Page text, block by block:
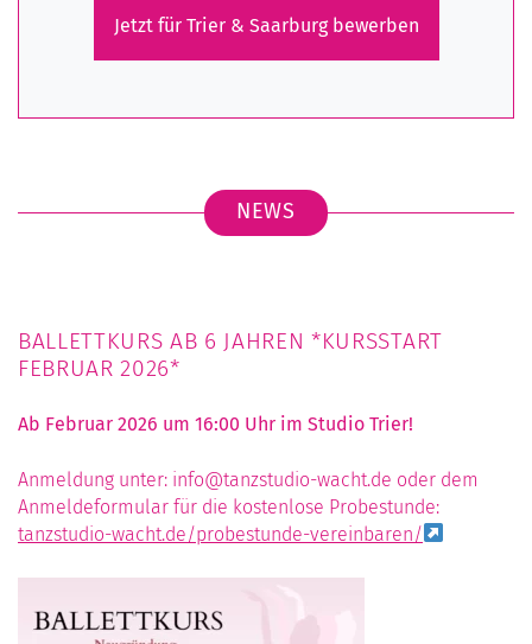
Jetzt für Trier & Saarburg bewerben
NEWS
BALLETTKURS AB 6 JAHREN *KURSSTART
FEBRUAR 2026*
Ab Februar 2026 um 16:00 Uhr im Studio Trier!
Anmeldung unter: info@tanzstudio-wacht.de oder dem
Anmeldeformular für die kostenlose Probestunde:
tanzstudio-wacht.de/probestunde-vereinbaren/